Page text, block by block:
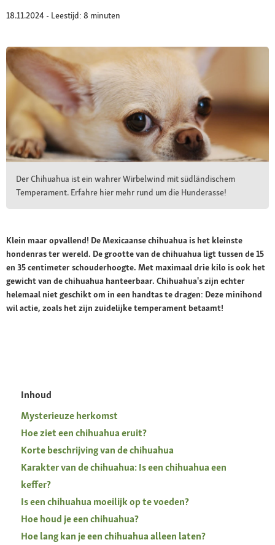
18.11.2024 - Leestijd: 8 minuten
Der Chihuahua ist ein wahrer Wirbelwind mit südländischem
Temperament. Erfahre hier mehr rund um die Hunderasse!
Klein maar opvallend! De Mexicaanse chihuahua is het kleinste
hondenras ter wereld. De grootte van de chihuahua ligt tussen de 15
en 35 centimeter schouderhoogte. Met maximaal drie kilo is ook het
gewicht van de chihuahua hanteerbaar. Chihuahua's zijn echter
helemaal niet geschikt om in een handtas te dragen: Deze minihond
wil actie, zoals het zijn zuidelijke temperament betaamt!
Inhoud
Mysterieuze herkomst
Hoe ziet een chihuahua eruit?
Korte beschrijving van de chihuahua
Karakter van de chihuahua: Is een chihuahua een
keffer?
Is een chihuahua moeilijk op te voeden?
Hoe houd je een chihuahua?
Hoe lang kan je een chihuahua alleen laten?